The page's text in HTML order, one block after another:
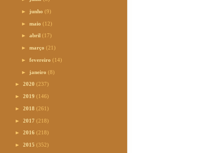
► junho(9)
►maio(12)
►abril(17)
►março(21)
►fevereiro(14)
► janeiro(8)
► 2020 (237)
► 2019 (146)
► 2018 (261)
► 2017 (218)
► 2016 (218)
► 2015 (352)